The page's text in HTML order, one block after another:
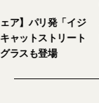
ア】パリ発「イジ
ャットストリート
ラスも登場